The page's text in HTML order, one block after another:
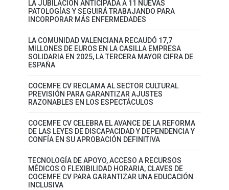
LA JUBILACIÓN ANTICIPADA A 11 NUEVAS
PATOLOGÍAS Y SEGUIRÁ TRABAJANDO PARA
INCORPORAR MÁS ENFERMEDADES
LA COMUNIDAD VALENCIANA RECAUDÓ 17,7
MILLONES DE EUROS EN LA CASILLA EMPRESA
SOLIDARIA EN 2025, LA TERCERA MAYOR CIFRA DE
ESPAÑA
COCEMFE CV RECLAMA AL SECTOR CULTURAL
PREVISIÓN PARA GARANTIZAR AJUSTES
RAZONABLES EN LOS ESPECTÁCULOS
COCEMFE CV CELEBRA EL AVANCE DE LA REFORMA
DE LAS LEYES DE DISCAPACIDAD Y DEPENDENCIA Y
CONFÍA EN SU APROBACIÓN DEFINITIVA
TECNOLOGÍA DE APOYO, ACCESO A RECURSOS
MÉDICOS O FLEXIBILIDAD HORARIA, CLAVES DE
COCEMFE CV PARA GARANTIZAR UNA EDUCACIÓN
INCLUSIVA